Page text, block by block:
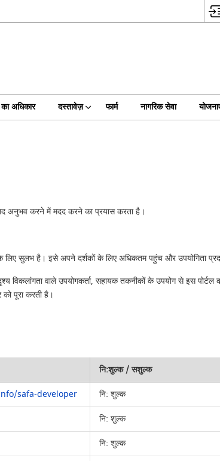
अधिकार दस्तावेज़ फार्म नागरिक सेवा
अनुभव करने में मदद करने का प्रयास करता है।
लिए सुलभ है। इसे अपने दर्शकों के लिए अधिकतम पहुंच और उपयोगिता
विकलांगता वाले उपयोगकर्ता, सहायक तकनीकों के उपयोग से इस
को पूरा करती है।
नि:शुल्क / सशुल्क
safa-developer
नि: शुल्क
नि: शुल्क
नि: शुल्क